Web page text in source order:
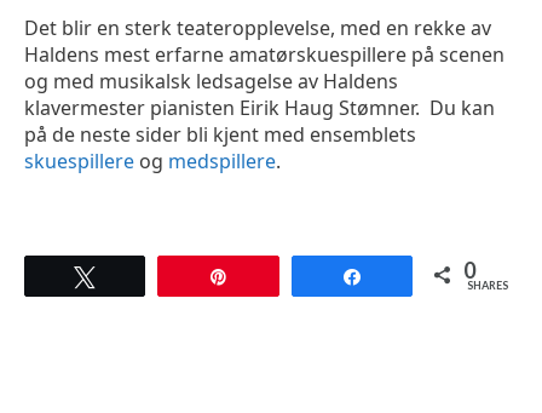
Det blir en sterk teateropplevelse, med en rekke av
Haldens mest erfarne amatørskuespillere på scenen
og med musikalsk ledsagelse av Haldens
klavermester pianisten Eirik Haug Stømner. Du kan
på de neste sider bli kjent med ensemblets
skuespillere og medspillere.
0
SHARES